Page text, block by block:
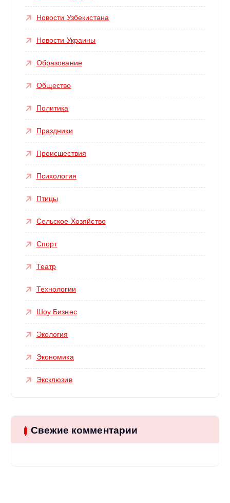
Новости Узбекистана
Новости Украины
Образование
Общество
Политика
Праздники
Происшествия
Психология
Птицы
Сельское Хозяйство
Спорт
Театр
Технологии
Шоу Бизнес
Экология
Экономика
Эксклюзив
Свежие комментарии